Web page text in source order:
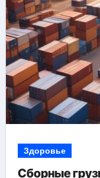
Здоровье
Сборные